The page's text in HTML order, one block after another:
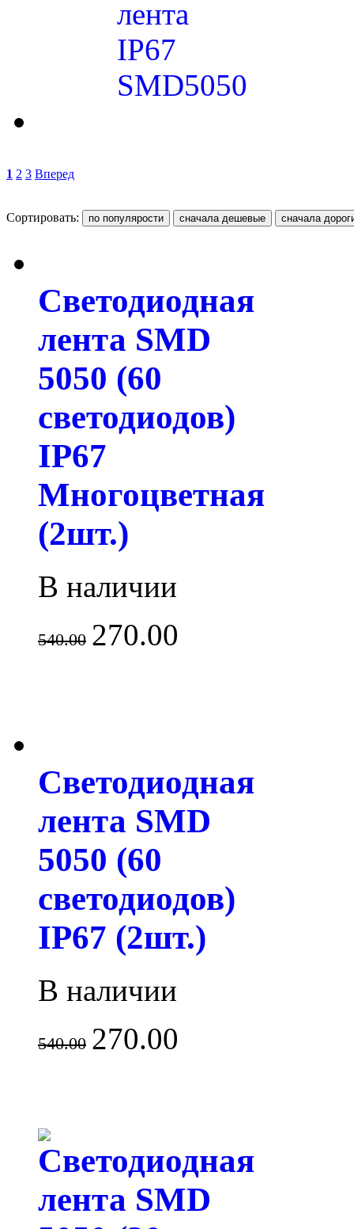
лента
IP67
SMD5050
1 2 3 Вперед
Сортировать:
Светодиодная
лента SMD
5050 (60
светодиодов)
IP67
Многоцветная
(2шт.)
В наличии
540.00 270.00
Светодиодная
лента SMD
5050 (60
светодиодов)
IP67 (2шт.)
В наличии
540.00 270.00